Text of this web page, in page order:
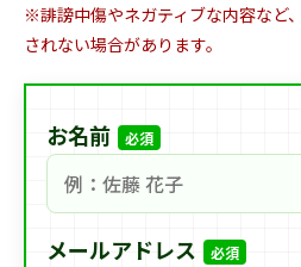
※誹謗中傷やネガティブな内容など
されない場合があります。
お名前 必須
メールアドレス 必須